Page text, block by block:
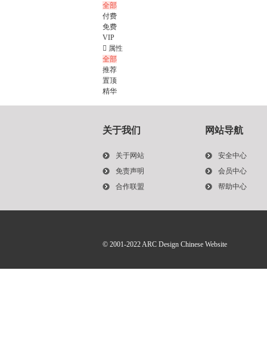
全部
付费
免费
VIP
 属性
全部
推荐
置顶
精华
关于我们
关于网站
免责声明
合作联盟
网站导航
安全中心
会员中心
帮助中心
© 2001-2022ARC Design Chinese Website